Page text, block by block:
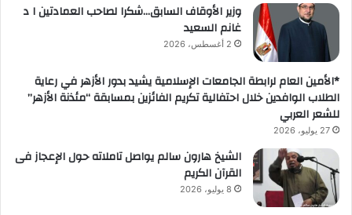
وزير الأوقاف السابق…شكرا لصاحب العمادتين ا د
غانم السعيد
2 أغسطس، 2026
*الأمين العام لرابطة الجامعات الإسلامية يشيد بدور الأزهر في رعاية
الطلاب الوافدين خلال احتفالية تكريم الفائزين بمسابقة “مئذنة الأزهر”
للشعر العربي
27 يوليو، 2026
الشيخ هارون سالم يواصل تاملاته حول الإعجاز فى
القرآن الكريم
8 يوليو، 2026